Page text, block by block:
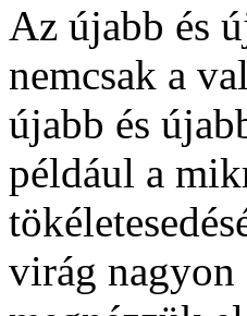
Az újabb és
nemcsak a
újabb és
például a
virág nagyon